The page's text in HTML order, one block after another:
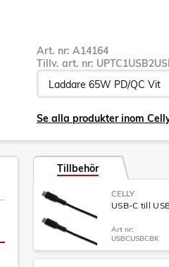
Art. nr: A14164
Tillv. art. nr:
Se alla produkter inom
Tillbehör
CELLY
USB-C till
Art nr:
USBCUSBCBK